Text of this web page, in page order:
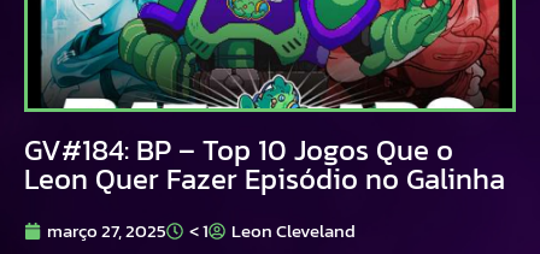
GV#184: BP – Top 10 Jogos Que o
Leon Quer Fazer Episódio no Galinha
março 27, 2025 < 1 Leon Cleveland